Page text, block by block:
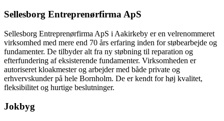
Sellesborg Entreprenørfirma ApS
Sellesborg Entreprenørfirma ApS i Aakirkeby er en velrenommeret
virksomhed med mere end 70 års erfaring inden for støbearbejde og
fundamenter. De tilbyder alt fra ny støbning til reparation og
efterfundering af eksisterende fundamenter. Virksomheden er
autoriseret kloakmester og arbejder med både private og
erhvervskunder på hele Bornholm. De er kendt for høj kvalitet,
fleksibilitet og hurtige beslutninger.
Jokbyg